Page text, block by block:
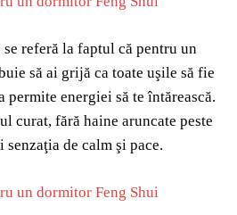
referă la faptul că pentru un
să ai grijă ca toate uşile să fie
permite energiei să te întărească.
curat, fără haine aruncate peste
de calm şi pace.